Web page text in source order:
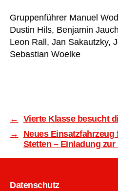
Gruppenführer Manuel
Dustin Hils, Benjamin
Leon Rall, Jan Sakautzky,
Sebastian Woelke
←
Vierte Klasse besucht
→
Neues
Stetten – Einladung zur
Datenschutz